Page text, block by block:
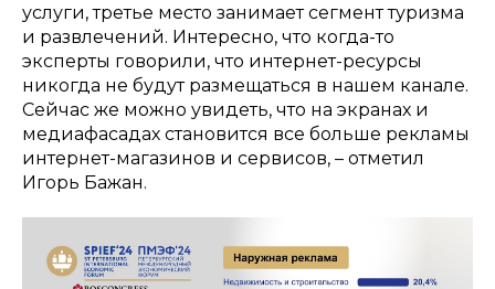
услуги, третье место занимает сегмент туризма
и развлечений. Интересно, что когда-то
эксперты говорили, что интернет-ресурсы
никогда не будут размещаться в нашем канале.
Сейчас же можно увидеть, что на экранах и
медиафасадах становится все больше рекламы
интернет-магазинов и сервисов, – отметил
Игорь Бажан.